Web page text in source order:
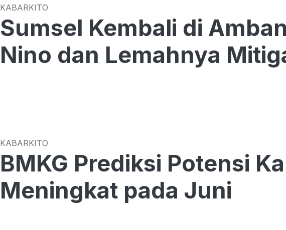
KABARKITO
Sumsel Kembali di
Nino dan Lemahnya
KABARKITO
BMKG Prediksi Potensi
Meningkat pada Juni